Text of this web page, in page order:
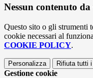
Nessun contenuto
Questo sito o gli strumenti
cookie necessari al
COOKIE POLICY.
Personalizza Rifiuta tutti i
Gestione cookie